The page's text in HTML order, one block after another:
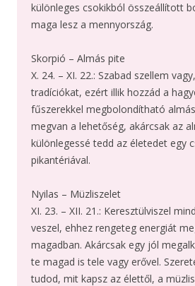
különleges csokikból összeállított
maga lesz a mennyország.
Skorpió – Almás pite
X. 24. – XI. 22.: Szabad szellem
tradíciókat, ezért illik hozzád a
fűszerekkel megbolondítható
megvan a lehetőség, akárcsak az
különlegessé tedd az életedet egy
pikantériával.
Nyilas – Müzliszelet
XI. 23. – XII. 21.: Keresztülviszel
veszel, ehhez rengeteg energiát
magadban. Akárcsak egy jól
te magad is tele vagy erővel.
tudod, mit kapsz az élettől, a